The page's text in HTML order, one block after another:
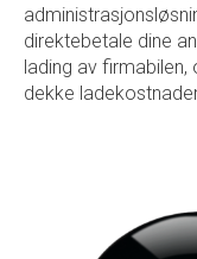
direktebetale dine
lading av
dekke